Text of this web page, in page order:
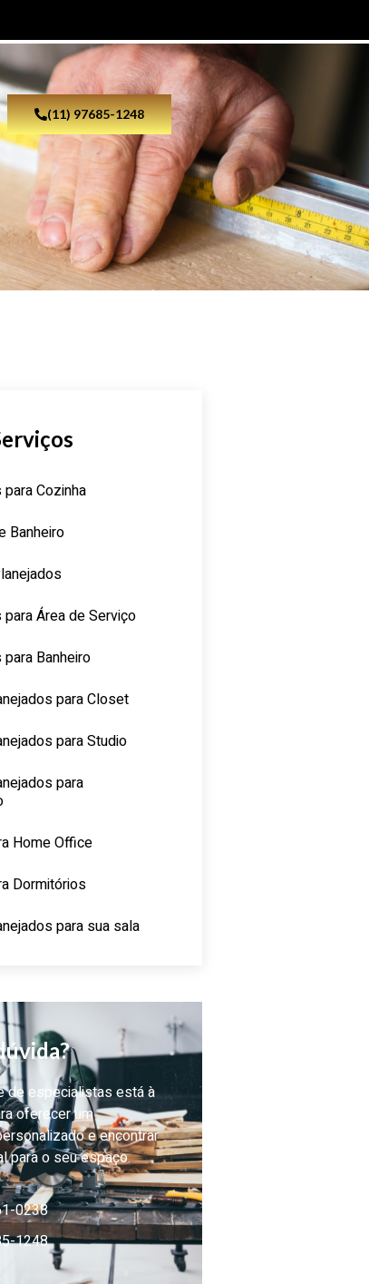
(11) 97685-1248
Cozinha
Banheiro
Área de Serviço
Banheiro
para Closet
para Studio
para
Home Office
Dormitórios
para sua sala
de especialistas está à
oferecer um
e encontrar
para o seu espaço.
0238
1248